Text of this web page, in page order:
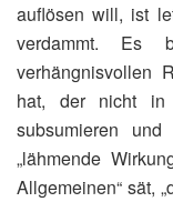
auflösen will, ist
verdammt. Es
verhängnisvollen
hat, der nicht in
subsumieren und
„lähmende
Allgemeinen“ sät,